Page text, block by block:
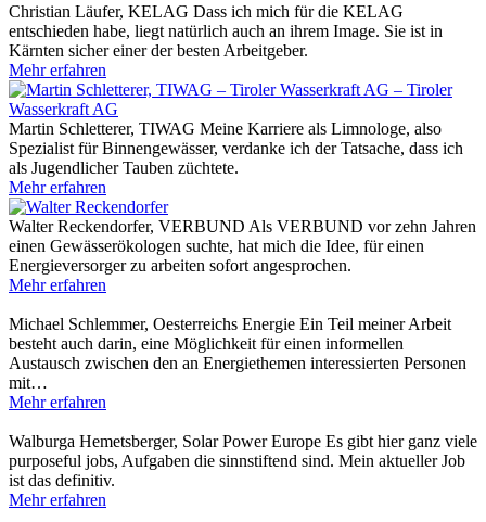
Christian Läufer, KELAG Dass ich mich für die KELAG
entschieden habe, liegt natürlich auch an ihrem Image. Sie ist in
Kärnten sicher einer der besten Arbeitgeber.
Mehr erfahren
Martin Schletterer, TIWAG Meine Karriere als Limnologe, also
Spezialist für Binnengewässer, verdanke ich der Tatsache, dass ich
als Jugendlicher Tauben züchtete.
Mehr erfahren
Walter Reckendorfer, VERBUND Als VERBUND vor zehn Jahren
einen Gewässerökologen suchte, hat mich die Idee, für einen
Energieversorger zu arbeiten sofort angesprochen.
Mehr erfahren
Michael Schlemmer, Oesterreichs Energie Ein Teil meiner Arbeit
besteht auch darin, eine Möglichkeit für einen informellen
Austausch zwischen den an Energiethemen interessierten Personen
mit…
Mehr erfahren
Walburga Hemetsberger, Solar Power Europe Es gibt hier ganz viele
purposeful jobs, Aufgaben die sinnstiftend sind. Mein aktueller Job
ist das definitiv.
Mehr erfahren